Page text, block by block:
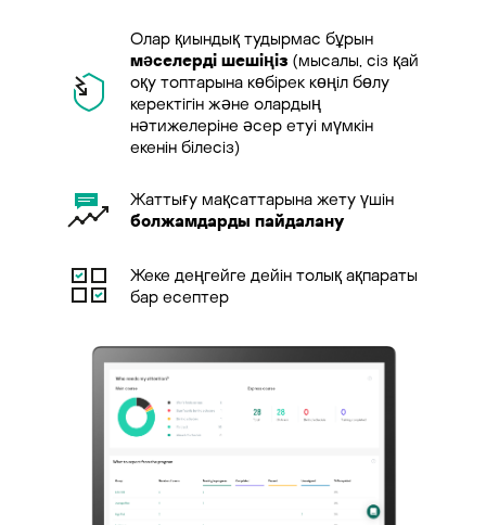
Олар қиындық тудырмас бұрын
мәселерді шешіңіз (мысалы, сіз қай
оқу топтарына көбірек көңіл бөлу
керектігін және олардың
нәтижелеріне әсер етуі мүмкін
екенін білесіз)
Жаттығу мақсаттарына жету үшін
болжамдарды пайдалану
Жеке деңгейге дейін толық ақпараты
бар есептер